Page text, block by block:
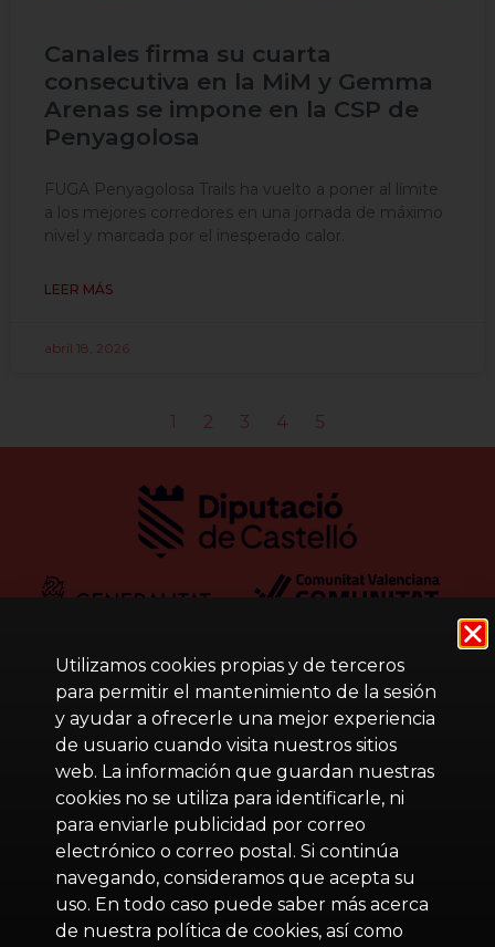
Canales firma su cuarta
consecutiva en la MiM y Gemma
Arenas se impone en la CSP de
Penyagolosa
FUGA Penyagolosa Trails ha vuelto a poner al límite
a los mejores corredores en una jornada de máximo
nivel y marcada por el inesperado calor.
LEER MÁS
abril 18, 2026
1 2 3 4 5
Utilizamos cookies propias y de terceros
para permitir el mantenimiento de la sesión
y ayudar a ofrecerle una mejor experiencia
de usuario cuando visita nuestros sitios
web. La información que guardan nuestras
cookies no se utiliza para identificarle, ni
para enviarle publicidad por correo
electrónico o correo postal. Si continúa
navegando, consideramos que acepta su
uso. En todo caso puede saber más acerca
de nuestra política de cookies, así como